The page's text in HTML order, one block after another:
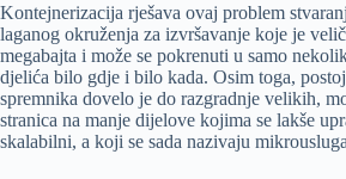
Kontejnerizacija rješava ovaj problem
laganog okruženja za izvršavanje koje je
megabajta i može se pokrenuti u samo
djelića bilo gdje i bilo kada. Osim toga,
spremnika dovelo je do razgradnje velikih,
stranica na manje dijelove kojima se lakše
skalabilni, a koji se sada nazivaju